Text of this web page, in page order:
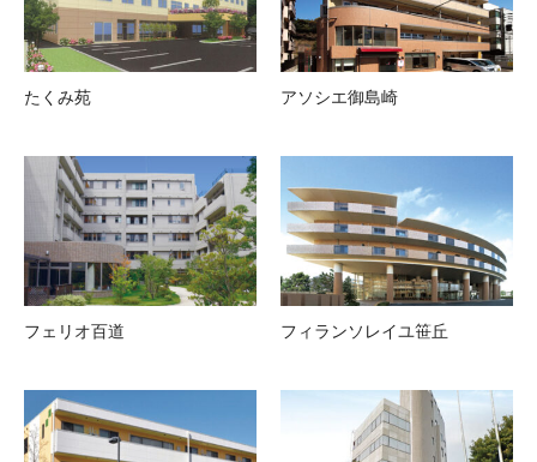
たくみ苑 アソシエ御島崎
フェリオ百道 フィランソレイユ笹丘